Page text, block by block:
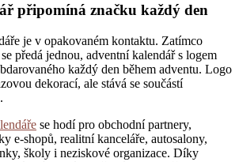
připomíná značku každý den
je v opakovaném kontaktu. Zatímco
předá jednou, adventní kalendář s logem
každý den během adventu. Logo
dekorací, ale stává se součástí
se hodí pro obchodní partnery,
e-shopů, realitní kanceláře, autosalony,
školy i neziskové organizace. Díky